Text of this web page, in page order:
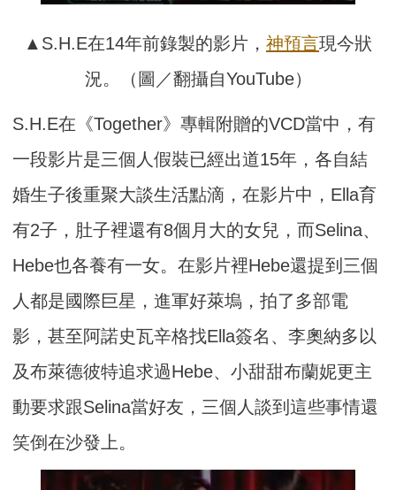
▲S.H.E在14年前錄製的影片， 神預言現今狀
況。（圖／翻攝自YouTube）
S.H.E在《Together》專輯附贈的VCD當中，有
一段影片是三個人假裝已經出道15年，各自結
婚生子後重聚大談生活點滴，在影片中，Ella育
有2子，肚子裡還有8個月大的女兒，而Selina、
Hebe也各養有一女。在影片裡Hebe還提到三個
人都是國際巨星，進軍好萊塢，拍了多部電
影，甚至阿諾史瓦辛格找Ella簽名、李奧納多以
及布萊德彼特追求過Hebe、小甜甜布蘭妮更主
動要求跟Selina當好友，三個人談到這些事情還
笑倒在沙發上。